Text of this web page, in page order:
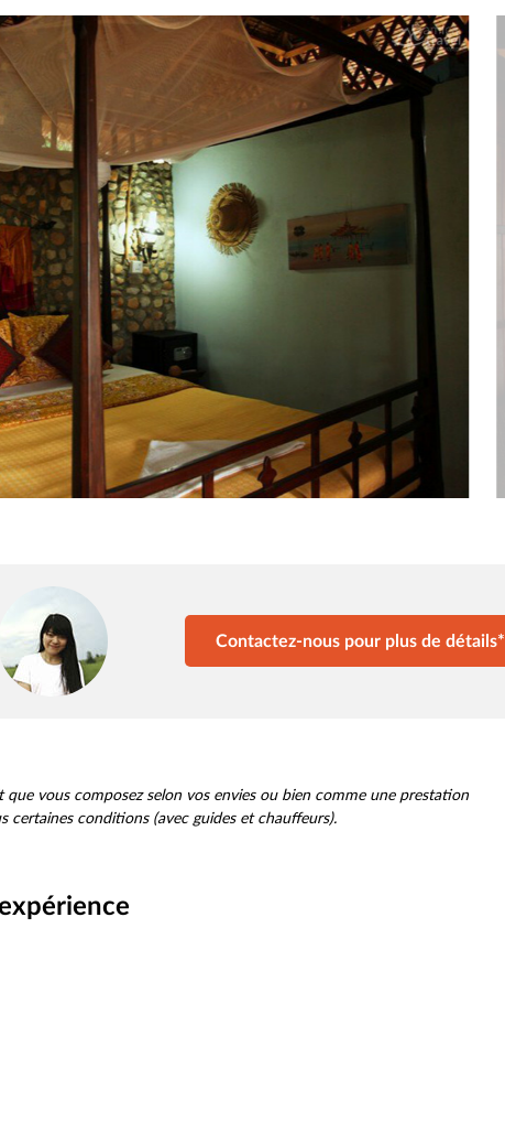
Contactez-nous pour plus de détails*
que vous composez selon vos envies ou bien comme une prestation
certaines conditions (avec guides et chauffeurs).